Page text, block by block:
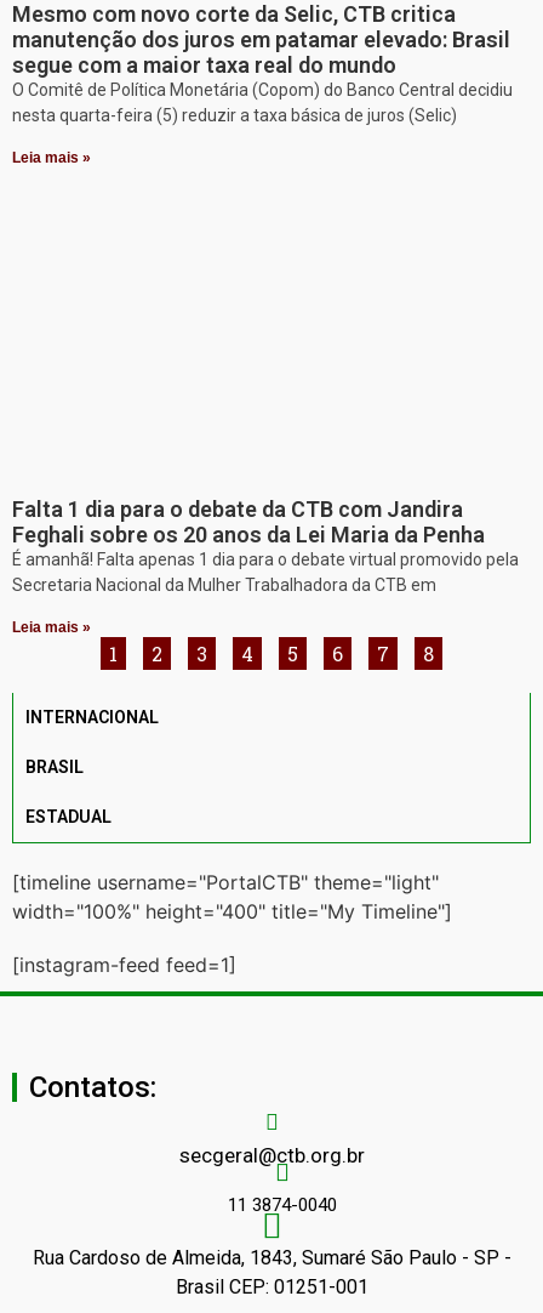
Mesmo com novo corte da Selic, CTB critica
manutenção dos juros em patamar elevado: Brasil
segue com a maior taxa real do mundo
O Comitê de Política Monetária (Copom) do Banco Central decidiu
nesta quarta-feira (5) reduzir a taxa básica de juros (Selic)
Leia mais »
Falta 1 dia para o debate da CTB com Jandira
Feghali sobre os 20 anos da Lei Maria da Penha
É amanhã! Falta apenas 1 dia para o debate virtual promovido pela
Secretaria Nacional da Mulher Trabalhadora da CTB em
Leia mais »
1 2 3 4 5 6 7 8
INTERNACIONAL
BRASIL
ESTADUAL
[timeline username="PortalCTB" theme="light"
width="100%" height="400" title="My Timeline"]
[instagram-feed feed=1]
Contatos:
secgeral@ctb.org.br
11 3874-0040
Rua Cardoso de Almeida, 1843, Sumaré São Paulo - SP -
Brasil CEP: 01251-001